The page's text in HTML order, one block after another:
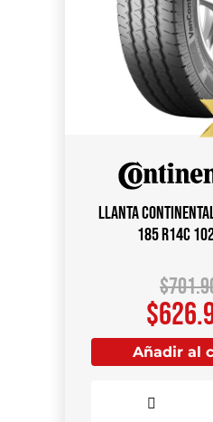
Llanta
185 R14C
$
$
Añadir al